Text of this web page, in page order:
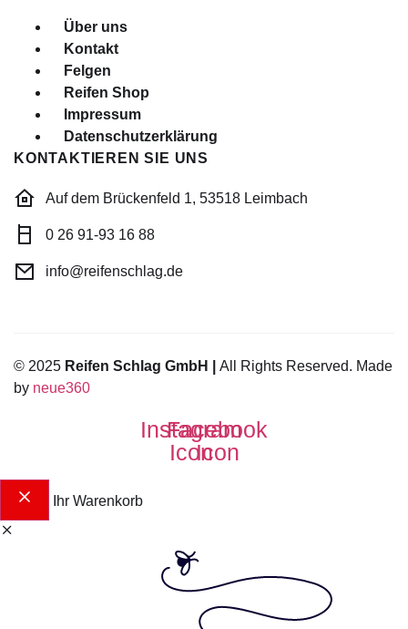
Menü
Über uns
Kontakt
Felgen
Reifen Shop
Impressum
Datenschutzerklärung
KONTAKTIEREN SIE UNS
Auf dem Brückenfeld 1, 53518 Leimbach
0 26 91-93 16 88
info@reifenschlag.de
© 2025 Reifen Schlag GmbH | All Rights Reserved. Made
by neue360
Instagram
Icon
Facebook
Icon
Ihr Warenkorb